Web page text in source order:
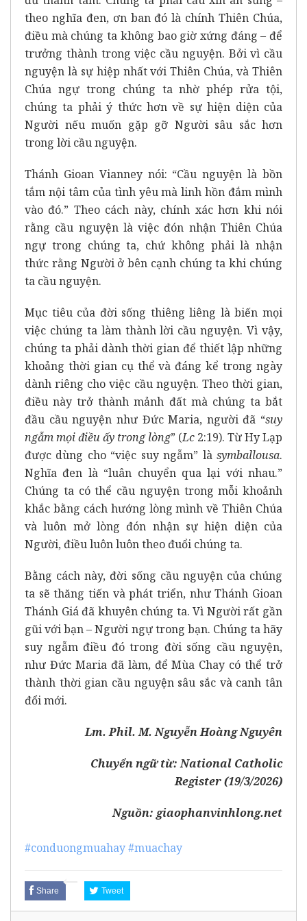
theo nghĩa đen, ơn ban đó là chính Thiên Chúa,
điều mà chúng ta không bao giờ xứng đáng – để
trưởng thành trong việc cầu nguyện. Bởi vì cầu
nguyện là sự hiệp nhất với Thiên Chúa, và Thiên
Chúa ngự trong chúng ta nhờ phép rửa tội,
chúng ta phải ý thức hơn về sự hiện diện của
Người nếu muốn gặp gỡ Người sâu sắc hơn
trong lời cầu nguyện.
Thánh Gioan Vianney nói: “Cầu nguyện là bồn
tắm nội tâm của tình yêu mà linh hồn đắm mình
vào đó.” Theo cách này, chính xác hơn khi nói
rằng cầu nguyện là việc đón nhận Thiên Chúa
ngự trong chúng ta, chứ không phải là nhận
thức rằng Người ở bên cạnh chúng ta khi chúng
ta cầu nguyện.
Mục tiêu của đời sống thiêng liêng là biến mọi
việc chúng ta làm thành lời cầu nguyện. Vì vậy,
chúng ta phải dành thời gian để thiết lập những
khoảng thời gian cụ thể và đáng kể trong ngày
dành riêng cho việc cầu nguyện. Theo thời gian,
điều này trở thành mảnh đất mà chúng ta bắt
đầu cầu nguyện như Đức Maria, người đã “suy
ngẫm mọi điều ấy trong lòng” (Lc 2:19). Từ Hy Lạp
được dùng cho “việc suy ngẫm” là symballousa.
Nghĩa đen là “luân chuyển qua lại với nhau.”
Chúng ta có thể cầu nguyện trong mỗi khoảnh
khắc bằng cách hướng lòng mình về Thiên Chúa
và luôn mở lòng đón nhận sự hiện diện của
Người, điều luôn luôn theo đuổi chúng ta.
Bằng cách này, đời sống cầu nguyện của chúng
ta sẽ thăng tiến và phát triển, như Thánh Gioan
Thánh Giá đã khuyên chúng ta. Vì Người rất gần
gũi với bạn – Người ngự trong bạn. Chúng ta hãy
suy ngẫm điều đó trong đời sống cầu nguyện,
như Đức Maria đã làm, để Mùa Chay có thể trở
thành thời gian cầu nguyện sâu sắc và canh tân
đổi mới.
Lm. Phil. M. Nguyễn Hoàng Nguyên
Chuyển ngữ từ:National Catholic
Register(19/3/2026)
Nguồn: giaophanvinhlong.net
#conduongmuahay#muachay
Share Tweet